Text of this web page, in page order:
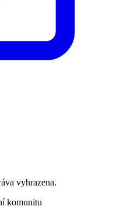
vyhrazena.
komunitu